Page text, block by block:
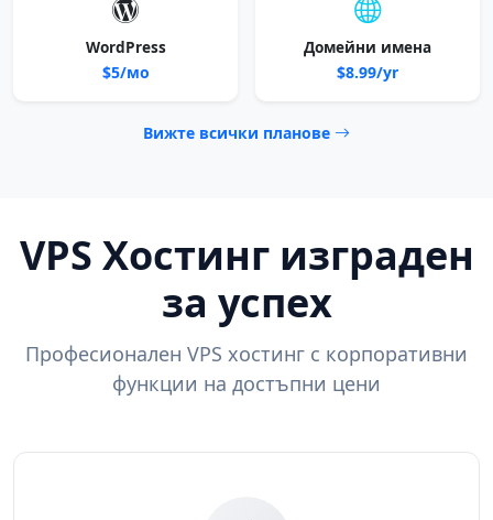
WordPress
$5/мо
Домейни имена
$8.99/yr
Вижте всички планове
VPS Хостинг изграден
за успех
Професионален VPS хостинг с корпоративни
функции на достъпни цени